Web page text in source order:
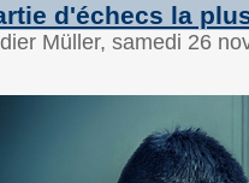
d'échecs la
Müller, samedi 26